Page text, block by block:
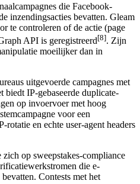
die Facebook-
inzendingsacties bevatten. Gleam
te controleren of de actie (page
API is geregistreerd[8]. Zijn
moeilijker dan in
uitgevoerde campagnes met
biedt IP-gebaseerde duplicate-
op invoervoer met hoog
voor een
rotatie en echte user-agent headers
zich op sweepstakes-compliance
die e-
Contests met het